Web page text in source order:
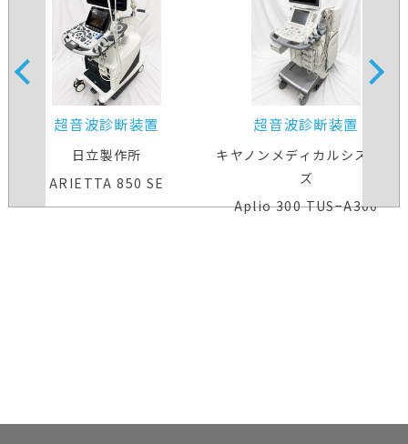
超音波診断装置
日立製作所
ARIETTA 850 SE
超音波診断装置
キヤノンメディカルシステム
ズ
Aplio 300 TUS−A300